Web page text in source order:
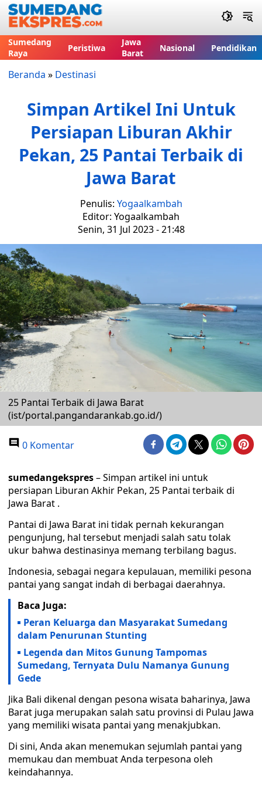
Sumedang
Raya
Peristiwa
Jawa
Barat
Nasional Pendidikan
Beranda » Destinasi
Simpan Artikel Ini Untuk
Persiapan Liburan Akhir
Pekan, 25 Pantai Terbaik di
Jawa Barat
Penulis: Yogaalkambah
Editor: Yogaalkambah
Senin, 31 Jul 2023 - 21:48
25 Pantai Terbaik di Jawa Barat
(ist/portal.pangandarankab.go.id/)
0 Komentar
sumedangekspres– Simpan artikel ini untuk
persiapan Liburan Akhir Pekan, 25 Pantai terbaik di
Jawa Barat .
Pantai di Jawa Barat ini tidak pernah kekurangan
pengunjung, hal tersebut menjadi salah satu tolak
ukur bahwa destinasinya memang terbilang bagus.
Indonesia, sebagai negara kepulauan, memiliki pesona
pantai yang sangat indah di berbagai daerahnya.
Baca Juga:
Peran Keluarga dan Masyarakat Sumedang
dalam Penurunan Stunting
Legenda dan Mitos Gunung Tampomas
Sumedang, Ternyata Dulu Namanya Gunung
Gede
Jika Bali dikenal dengan pesona wisata baharinya, Jawa
Barat juga merupakan salah satu provinsi di Pulau Jawa
yang memiliki wisata pantai yang menakjubkan.
Di sini, Anda akan menemukan sejumlah pantai yang
memukau dan membuat Anda terpesona oleh
keindahannya.